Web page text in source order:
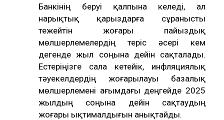
Банкінің беруі қалпына келеді, ал
нарықтық қарыздарға сұранысты
тежейтін жоғары пайыздық
мөлшерлемелердің теріс әсері кем
дегенде жыл соңына дейін сақталады.
Естеріңізге сала кетейік, инфляциялық
тәуекелдердің жоғарылауы базалық
мөлшерлемені ағымдағы деңгейде 2025
жылдың соңына дейін сақтаудың
жоғары ықтималдығын анықтайды.